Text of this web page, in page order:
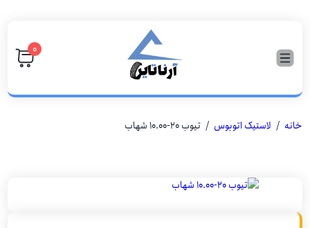
۰
خانه / لاستیک اتوبوس / تیوب ۲۰-۱۰.۰۰ شهاب